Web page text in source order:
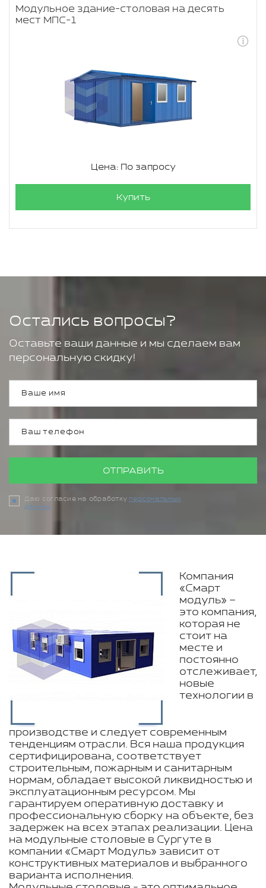
Модульное здание-столовая на десять
мест МПС-1
Цена: По запросу
Купить
Остались вопросы?
Оставьте ваши данные и мы сделаем вам
персональную скидку!
ОТПРАВИТЬ
Даю согласие на обработку персональных
данных
Компания
«Смарт
модуль» –
это компания,
которая не
стоит на
месте и
постоянно
отслеживает,
новые
технологии в
производстве и следует современным
тенденциям отрасли. Вся наша продукция
сертифицирована, соответствует
строительным, пожарным и санитарным
нормам, обладает высокой ликвидностью и
эксплуатационным ресурсом. Мы
гарантируем оперативную доставку и
профессиональную сборку на объекте, без
задержек на всех этапах реализации. Цена
на модульные столовые в Сургуте в
компании «Смарт Модуль» зависит от
конструктивных материалов и выбранного
варианта исполнения.